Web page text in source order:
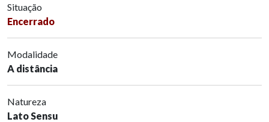
Situação
Encerrado
Modalidade
A distância
Natureza
Lato Sensu